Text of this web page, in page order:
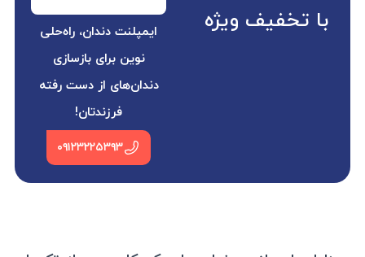
با تخفیف ویژه
ایمپلنت دندان، راه‌حلی
نوین برای بازسازی
دندان‌های از دست رفته
فرزندتان!
۰۹۱۲۳۲۲۵۳۹۳